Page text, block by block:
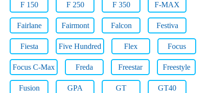
F 150 F 250 F 350 F-MAX
Fairlane Fairmont Falcon Festiva
Fiesta Five Hundred Flex Focus
Focus C-Max Freda Freestar Freestyle
Fusion GPA GT GT40